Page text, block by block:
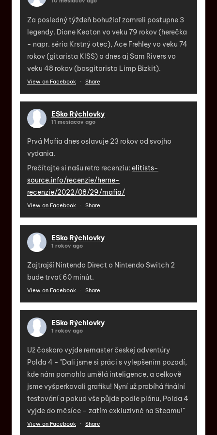
Za posledný týždeň bohužiaľ zomreli postupne 3
legendy. Diane Keaton vo veku 79 rokov (herečka
- napr. séria Krstný otec), Ace Frehley vo veku 74
rokov (gitarista KISS) a dnes aj Sam Rivers vo
veku 48 rokov (basgitarista Limp Bizkit).
View on Facebook · Share
ESko Rýchlovky
11 mesiacov ago
Prvá Mafia dnes oslavuje 23 rokov od svojho
vydania.
Prečítajte si našu retro recenziu: elitists-
source.info/recenzie/herne-
recenzie/2022/08/29/mafia/
View on Facebook · Share
ESko Rýchlovky
1 rokov ago
Zajtrajší Nintendo Direct o Nintendo Switch 2
bude trvať 60 minút.
View on Facebook · Share
ESko Rýchlovky
1 rokov ago
Už čoskoro vyjde remaster českej adventúry
Polda 4 - "Dali jsme si práci s vylepšením pozadí,
kde nám pomohla umělá inteligence, a celkově
jsme vyšperkovali grafiku! Nyní už probíhá finální
testování a pokud vše půjde podle plánu, Polda 4
vyjde do měsíce – zatím exkluzivně na Steamu!"
View on Facebook · Share